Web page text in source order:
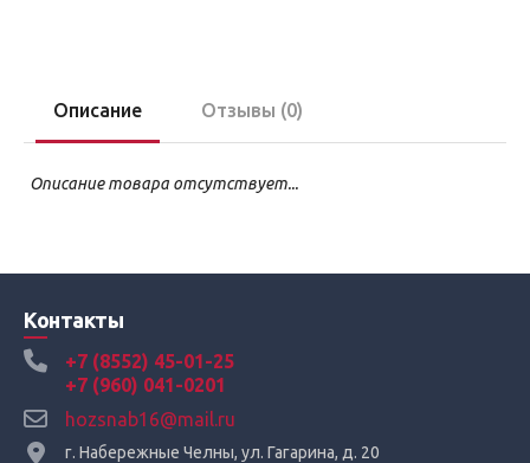
Описание Отзывы (0)
Описание товара отсутствует...
Контакты
+7 (8552) 45-01-25
+7 (960) 041-0201
hozsnab16@mail.ru
г. Набережные Челны, ул. Гагарина, д. 20